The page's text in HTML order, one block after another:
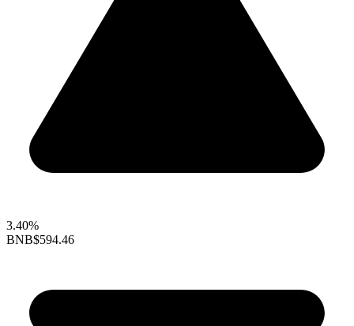
3.40%
BNB$594.46